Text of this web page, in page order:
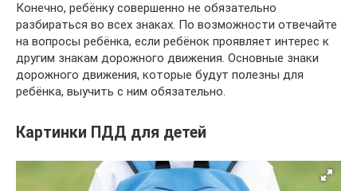
Конечно, ребёнку совершенно не обязательно
разбираться во всех знаках. По возможности отвечайте
на вопросы ребёнка, если ребёнок проявляет интерес к
другим знакам дорожного движения. Основные знаки
дорожного движения, которые будут полезны для
ребёнка, выучить с ним обязательно.
Картинки ПДД для детей